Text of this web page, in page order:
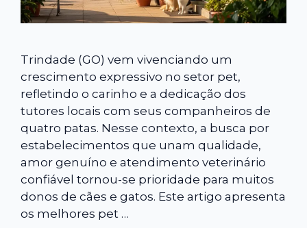
Trindade (GO) vem vivenciando um
crescimento expressivo no setor pet,
refletindo o carinho e a dedicação dos
tutores locais com seus companheiros de
quatro patas. Nesse contexto, a busca por
estabelecimentos que unam qualidade,
amor genuíno e atendimento veterinário
confiável tornou-se prioridade para muitos
donos de cães e gatos. Este artigo apresenta
os melhores pet …